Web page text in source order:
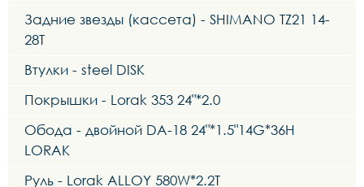
Задние звезды (кассета) - SHIMANO TZ21 14-
28T
Втулки - steel DISK
Покрышки - Lorak 353 24"*2.0
Обода - двойной DA-18 24"*1.5"14G*36H
LORAK
Руль - Lorak ALLOY 580W*2.2T